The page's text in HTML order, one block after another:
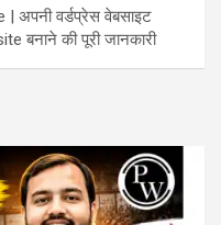
अपनी वर्डप्रेस वेबसाइट
बनाने की पूरी जानकारी